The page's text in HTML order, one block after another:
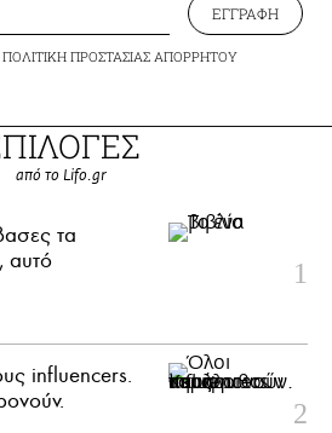
ΕΓΓΡΑΦΗ
ΠΟΛΙΤΙΚΗ ΠΡΟΣΤΑΣΙΑΣ ΑΠΟΡΡΗΤΟΥ
από το Lifo.gr
τα
αυτό
influencers.